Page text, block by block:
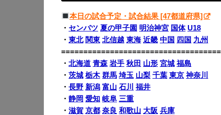
本日の試合予定・試合結果 [47都道府県]
・ センバツ 夏の甲子園 明治神宮 国体 U18
・ 東北 関東 北信越 東海 近畿 中国 四国 九州
・ 北海道 青森 岩手 秋田 山形 宮城 福島
・ 茨城 栃木 群馬 埼玉 山梨 千葉 東京 神奈川
・ 長野 新潟 富山 石川
福井
・ 静岡 愛知 岐阜 三重
・ 滋賀 京都 奈良 和歌山 大阪 兵庫